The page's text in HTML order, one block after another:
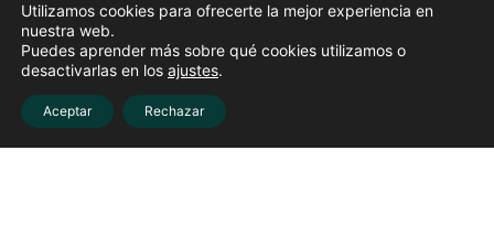
Utilizamos cookies para ofrecerte la mejor experiencia en
nuestra web.
Puedes aprender más sobre qué cookies utilizamos o
desactivarlas en los ajustes.
Aceptar Rechazar